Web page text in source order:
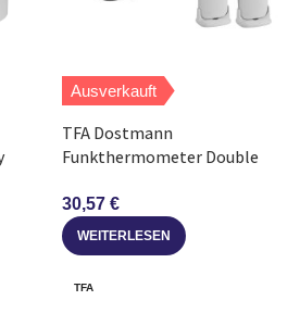
Ausverkauft
TFA Dostmann
Funkthermometer Double
Alarm
30,57 €
WEITERLESEN
TFA